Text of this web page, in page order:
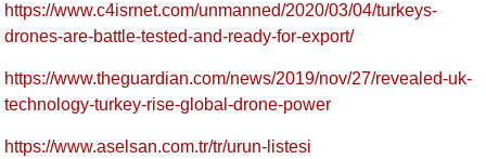
https://www.c4isrnet.com/unmanned/2020/03/04/turkeys-
drones-are-battle-tested-and-ready-for-export/
https://www.theguardian.com/news/2019/nov/27/revealed-uk-
technology-turkey-rise-global-drone-power
https://www.aselsan.com.tr/tr/urun-listesi